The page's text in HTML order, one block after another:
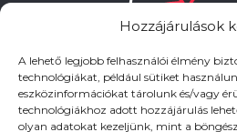
Hozzájárulások
A lehető legjobb felhasználói élmény
technológiákat, például sütiket
eszközinformációkat tárolunk és/vagy
technológiákhoz adott hozzájárulás
olyan adatokat kezeljünk, mint a
HASZNOS LINKEK